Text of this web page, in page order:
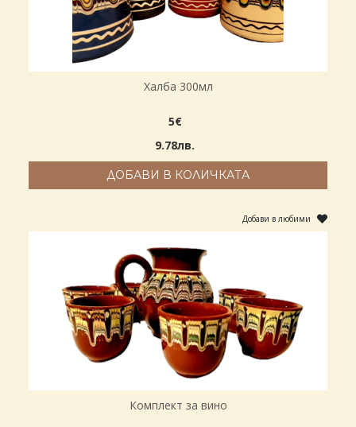
Халба 300мл
5€
9.78лв.
ДОБАВИ В КОЛИЧКАТА
Добави в любими
Комплект за вино